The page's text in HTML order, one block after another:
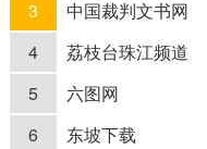
3
中国裁判文书网
4
荔枝台珠江频道
5
六图网
6
东坡下载